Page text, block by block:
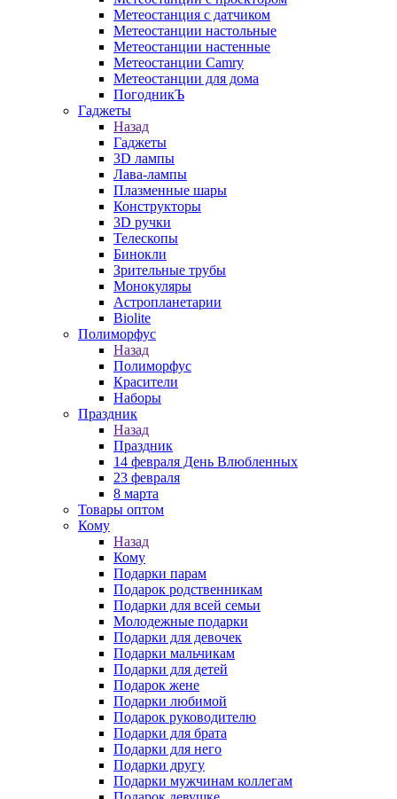
Метеостанция с датчиком
Метеостанции настольные
Метеостанции настенные
Метеостанции Camry
Метеостанции для дома
ПогодникЪ
Гаджеты
Назад
Гаджеты
3D лампы
Лава-лампы
Плазменные шары
Конструкторы
3D ручки
Телескопы
Бинокли
Зрительные трубы
Монокуляры
Астропланетарии
Biolite
Полиморфус
Назад
Полиморфус
Красители
Наборы
Праздник
Назад
Праздник
14 февраля День Влюбленных
23 февраля
8 марта
Товары оптом
Кому
Назад
Кому
Подарки парам
Подарок родственникам
Подарки для всей семьи
Молодежные подарки
Подарки для девочек
Подарки мальчикам
Подарки для детей
Подарок жене
Подарки любимой
Подарок руководителю
Подарки для брата
Подарки для него
Подарки другу
Подарки мужчинам коллегам